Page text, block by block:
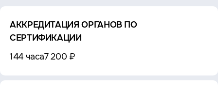
АККРЕДИТАЦИЯ ОРГАНОВ ПО
СЕРТИФИКАЦИИ
144 часа7 200 ₽